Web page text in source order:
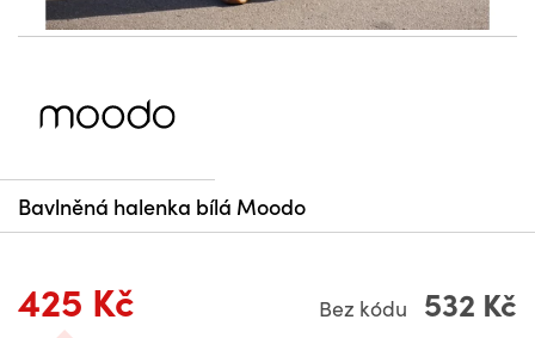
Bavlněná halenka bílá Moodo
425 Kč Bez kódu 532 Kč